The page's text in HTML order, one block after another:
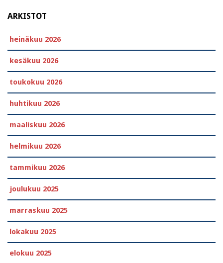
ARKISTOT
heinäkuu 2026
kesäkuu 2026
toukokuu 2026
huhtikuu 2026
maaliskuu 2026
helmikuu 2026
tammikuu 2026
joulukuu 2025
marraskuu 2025
lokakuu 2025
elokuu 2025